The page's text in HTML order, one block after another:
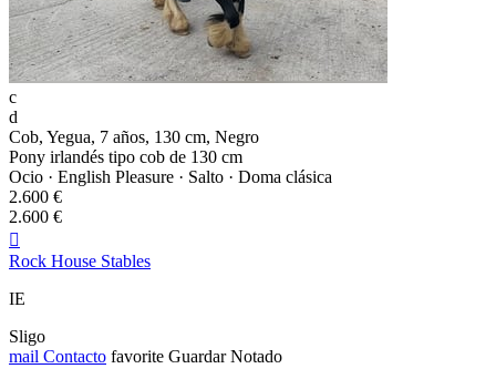
c
d
Cob, Yegua, 7 años, 130 cm, Negro
Pony irlandés tipo cob de 130 cm
Ocio · English Pleasure · Salto · Doma clásica
2.600 €
2.600 €

Rock House Stables
IE
Sligo
mail Contacto favorite Guardar Notado